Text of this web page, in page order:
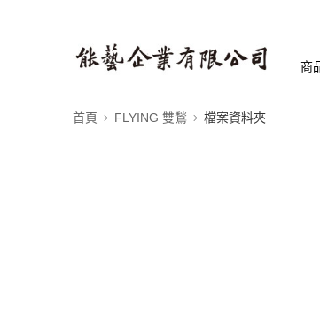
商
首頁 FLYING 雙鶖 檔案資料夾